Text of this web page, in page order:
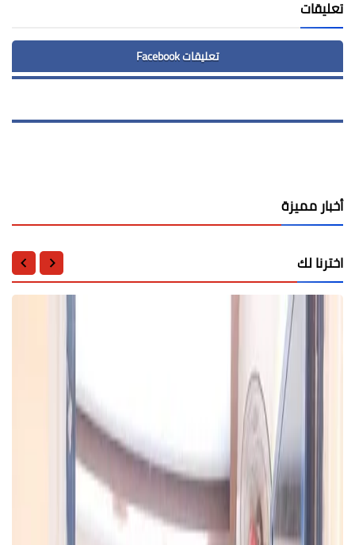
تعليقات
تعليقات Facebook
أخبار مميزة
اخترنا لك